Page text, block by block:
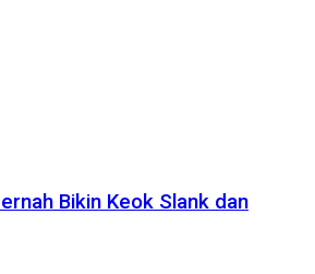
Bikin Keok Slank dan